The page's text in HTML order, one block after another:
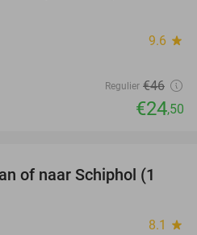
9.6 star
Regulier €46
€24,50
42%
of naar Schiphol (1
8.1 star